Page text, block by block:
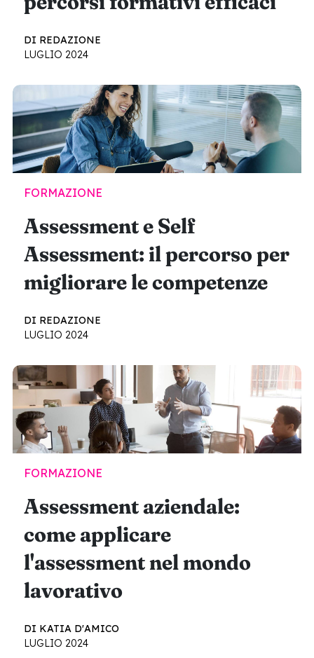
DI REDAZIONE
LUGLIO 2024
FORMAZIONE
Assessment e Self
Assessment: il percorso per
migliorare le competenze
DI REDAZIONE
LUGLIO 2024
FORMAZIONE
Assessment aziendale:
come applicare
l'assessment nel mondo
lavorativo
DI KATIA D'AMICO
LUGLIO 2024